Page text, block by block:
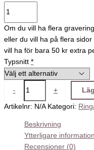
Om du vill ha flera
eller du vill ha på flera
vill ha för bara 50 kr extra
Typsnitt *
- +
Artikelnr: N/A Kategori:
Beskrivning
Ytterligare information
Recensioner (0)